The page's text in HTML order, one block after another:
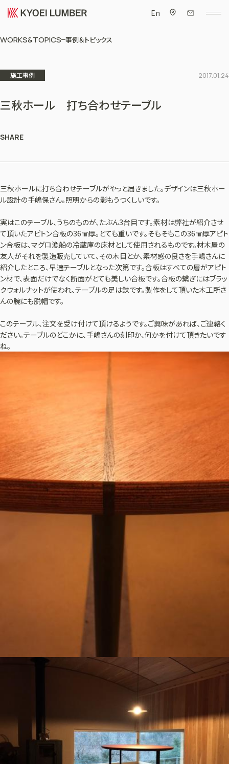
En
WORKS&TOPICS 事例＆トピックス
施工事例 2017.01.24
三秋ホール 打ち合わせテーブル
SHARE
三秋ホールに打ち合わせテーブルがやっと届きました。デザインは三秋ホー
ル設計の手嶋保さん。照明からの影もうつくしいです。
実はこのテーブル、うちのものが、たぶん3台目です。素材は弊社が紹介させ
て頂いたアピトン合板の36㎜厚。とても重いです。そもそもこの36㎜厚アピト
ン合板は、マグロ漁船の冷蔵庫の床材として使用されるものです。材木屋の
友人がそれを製造販売していて、その木目とか、素材感の良さを手嶋さんに
紹介したところ、早速テーブルとなった次第です。合板はすべての層がアピト
ン材で、表面だけでなく断面がとても美しい合板です。合板の繋ぎにはブラッ
クウォルナットが使われ、テーブルの足は鉄です。製作をして頂いた木工所さ
んの腕にも脱帽です。
このテーブル、注文を受け付けて頂けるようです。ご興味があれば、ご連絡く
ださい。テーブルのどこかに、手嶋さんの刻印か、何かを付けて頂きたいです
ね。